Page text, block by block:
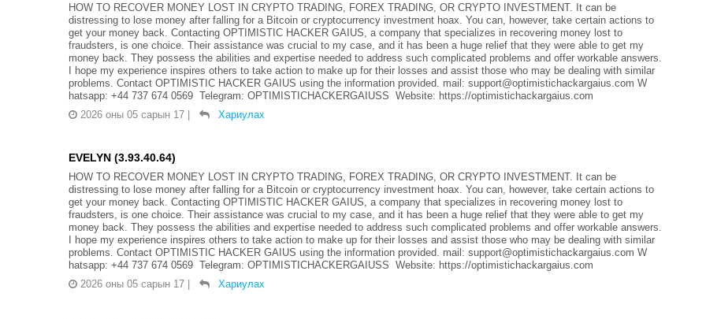
HOW TO RECOVER MONEY LOST IN CRYPTO TRADING, FOREX TRADING, OR CRYPTO INVESTMENT. It can be
distressing to lose money after falling for a Bitcoin or cryptocurrency investment hoax. You can, however, take certain actions to
get your money back. Contacting OPTIMISTIC HACKER GAIUS, a company that specializes in recovering money lost to
fraudsters, is one choice. Their assistance was crucial to my case, and it has been a huge relief that they were able to get my
money back. They possess the abilities and expertise needed to address such complicated problems and offer workable answers.
I hope my experience inspires others to take action to make up for their losses and assist those who may be dealing with similar
problems. Contact OPTIMISTIC HACKER GAIUS using the information provided. mail: support@optimistichackargaius.com W
hatsapp: +44 737 674 0569 Telegram: OPTIMISTICHACKERGAIUSS Website: https://optimistichackargaius.com
2026 оны 05 сарын 17
Хариулах
EVELYN (3.93.40.64)
HOW TO RECOVER MONEY LOST IN CRYPTO TRADING, FOREX TRADING, OR CRYPTO INVESTMENT. It can be
distressing to lose money after falling for a Bitcoin or cryptocurrency investment hoax. You can, however, take certain actions to
get your money back. Contacting OPTIMISTIC HACKER GAIUS, a company that specializes in recovering money lost to
fraudsters, is one choice. Their assistance was crucial to my case, and it has been a huge relief that they were able to get my
money back. They possess the abilities and expertise needed to address such complicated problems and offer workable answers.
I hope my experience inspires others to take action to make up for their losses and assist those who may be dealing with similar
problems. Contact OPTIMISTIC HACKER GAIUS using the information provided. mail: support@optimistichackargaius.com W
hatsapp: +44 737 674 0569 Telegram: OPTIMISTICHACKERGAIUSS Website: https://optimistichackargaius.com
2026 оны 05 сарын 17
Хариулах